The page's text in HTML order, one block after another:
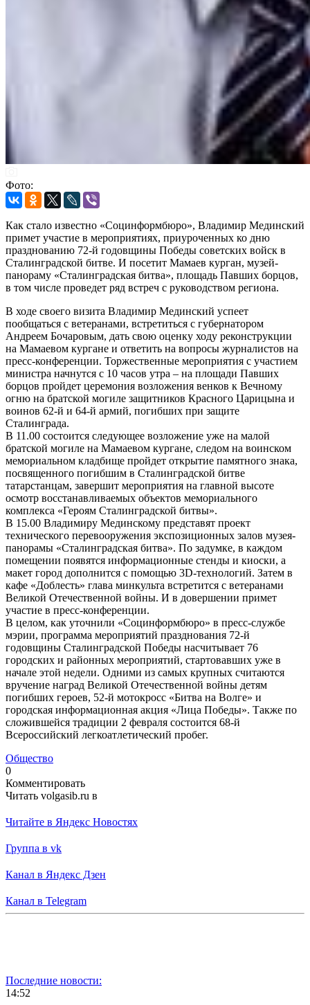
Фото:
Как стало известно «Социнформбюро», Владимир Мединский
примет участие в мероприятиях, приуроченных ко дню
празднованию 72-й годовщины Победы советских войск в
Сталинградской битве. И посетит Мамаев курган, музей-
панораму «Сталинградская битва», площадь Павших борцов,
в том числе проведет ряд встреч с руководством региона.
В ходе своего визита Владимир Мединский успеет
пообщаться с ветеранами, встретиться с губернатором
Андреем Бочаровым, дать свою оценку ходу реконструкции
на Мамаевом кургане и ответить на вопросы журналистов на
пресс-конференции. Торжественные мероприятия с участием
министра начнутся с 10 часов утра – на площади Павших
борцов пройдет церемония возложения венков к Вечному
огню на братской могиле защитников Красного Царицына и
воинов 62-й и 64-й армий, погибших при защите
Сталинграда.
В 11.00 состоится следующее возложение уже на малой
братской могиле на Мамаевом кургане, следом на воинском
мемориальном кладбище пройдет открытие памятного знака,
посвященного погибшим в Сталинградской битве
татарстанцам, завершит мероприятия на главной высоте
осмотр восстанавливаемых объектов мемориального
комплекса «Героям Сталинградской битвы».
В 15.00 Владимиру Мединскому представят проект
технического перевооружения экспозиционных залов музея-
панорамы «Сталинградская битва». По задумке, в каждом
помещении появятся информационные стенды и киоски, а
макет город дополнится с помощью 3D-технологий. Затем в
кафе «Доблесть» глава минкульта встретится с ветеранами
Великой Отечественной войны. И в довершении примет
участие в пресс-конференции.
В целом, как уточнили «Социнформбюро» в пресс-службе
мэрии, программа мероприятий празднования 72-й
годовщины Сталинградской Победы насчитывает 76
городских и районных мероприятий, стартовавших уже в
начале этой недели. Одними из самых крупных считаются
вручение наград Великой Отечественной войны детям
погибших героев, 52-й мотокросс «Битва на Волге» и
городская информационная акция «Лица Победы». Также по
сложившейся традиции 2 февраля состоится 68-й
Всероссийский легкоатлетический пробег.
Общество
0
Комментировать
Читать volgasib.ru в
Читайте в Яндекс Новостях
Группа в vk
Канал в Яндекс Дзен
Канал в Telegram
Последние новости:
14:52